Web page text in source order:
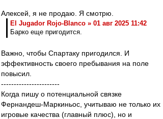
Алексей, я не продаю. Я смотрю.
El Jugador Rojo-Blanco » 01 авг 2025 11:42
Барко еще пригодится.
Важно, чтобы Спартаку пригодился. И
эффективность своего пребывания на поле
повысил.
-----------------------
Когда пишу о потенциальной связке
Фернандеш-Маркиньос, учитываю не только их
игровые качества (главный плюс), но и